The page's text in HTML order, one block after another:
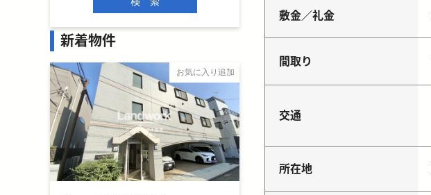
敷金／礼金
間取り
交通
所在地
新着物件
お気に入り追加